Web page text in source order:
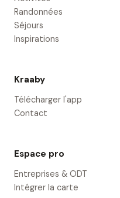
Randonnées
Séjours
Inspirations
Kraaby
Télécharger l'app
Contact
Espace pro
Entreprises & ODT
Intégrer la carte